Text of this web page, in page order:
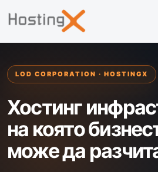
LOD CORPORATION · HOSTINGX
Хостинг
на която
може да